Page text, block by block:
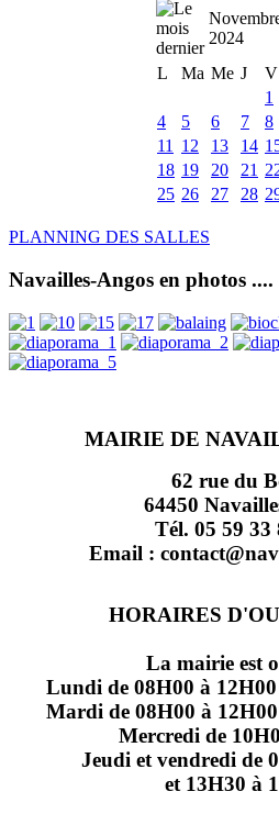
2024
L
Ma Me J V
1
4
5 6 7 8
11
12 13 14
18 19 20 21
25 26 27 28
PLANNING DES SALLES
Navailles-Angos en photos ....
MAIRIE DE
62 rue du
64450
Tél. 05 59 33
Email :
HORAIRES
La mairie est
Lundi de 08H00 à
Mardi de 08H00 à
Mercredi de
Jeudi et vendredi de
et 13H30 à